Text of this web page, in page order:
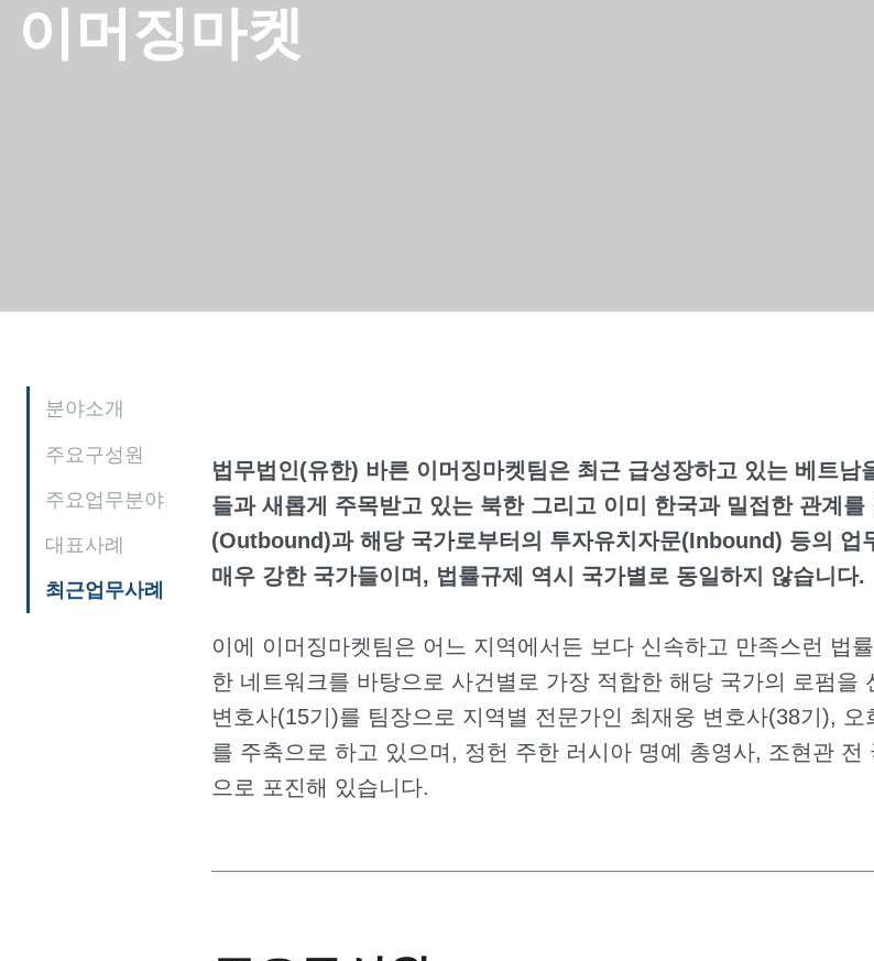
이머징마켓
분야소개
주요구성원
주요업무분야
대표사례
최근업무사례
법무법인(유한) 바른 이머징마켓팀은 최근 급성장하고 있는 베트
들과 새롭게 주목받고 있는 북한 그리고 이미 한국과 밀접한 관계
(Outbound)과 해당 국가로부터의 투자유치자문(Inbound) 등의 업
매우 강한 국가들이며, 법률규제 역시 국가별로 동일하지 않습니다.
이에 이머징마켓팀은 어느 지역에서든 보다 신속하고 만족스런 법
한 네트워크를 바탕으로 사건별로 가장 적합한 해당 국가의 로펌
변호사(15기)를 팀장으로 지역별 전문가인 최재웅 변호사(38기),
를 주축으로 하고 있으며, 정헌 주한 러시아 명예 총영사, 조현관
으로 포진해 있습니다.